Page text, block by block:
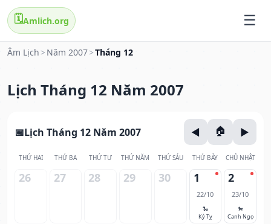
🗓️Amlich.org
Âm Lịch > Năm 2007>Tháng 12
Lịch Tháng 12 Năm 2007
Lịch Tháng 12 Năm 2007
THỨ HAI THỨ BA THỨ TƯ THỨ NĂM THỨ SÁU THỨ BẢY CHỦ NHẬT
26 27 28 29 30 1
22/10
🐍
Kỷ Tỵ
2
23/10
🐎
Canh Ngọ